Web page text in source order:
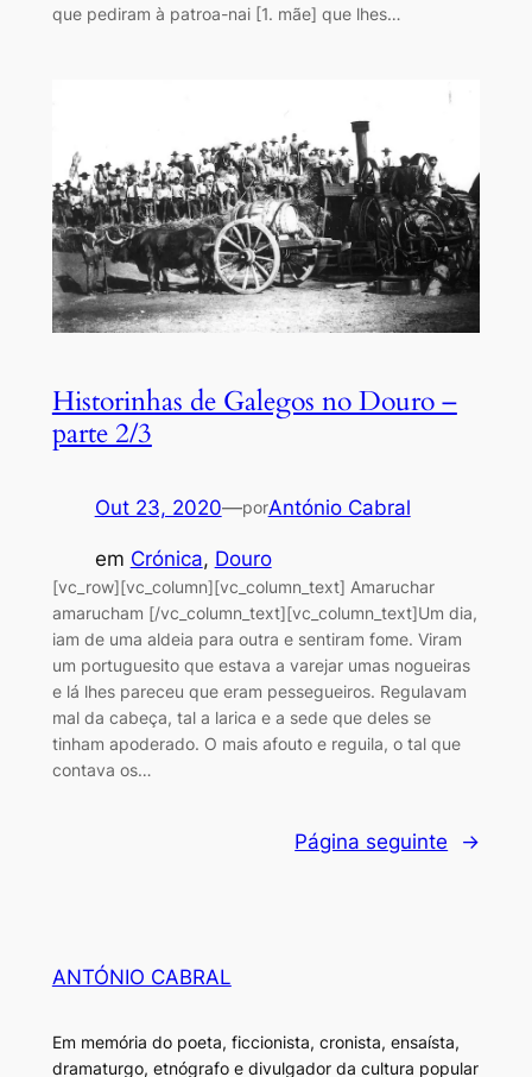
que pediram à patroa-nai [1. mãe] que lhes…
Historinhas de Galegos no Douro –
parte 2/3
Out 23, 2020—porAntónio Cabral
em Crónica, Douro
[vc_row][vc_column][vc_column_text] Amaruchar
amarucham [/vc_column_text][vc_column_text]Um dia,
iam de uma aldeia para outra e sentiram fome. Viram
um portuguesito que estava a varejar umas nogueiras
e lá lhes pareceu que eram pessegueiros. Regulavam
mal da cabeça, tal a larica e a sede que deles se
tinham apoderado. O mais afouto e reguila, o tal que
contava os…
Página seguinte →
ANTÓNIO CABRAL
Em memória do poeta, ficcionista, cronista, ensaísta,
dramaturgo, etnógrafo e divulgador da cultura popular